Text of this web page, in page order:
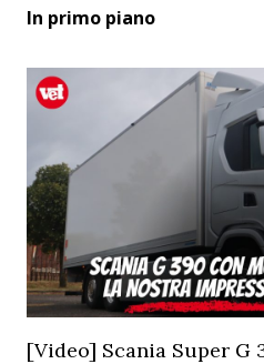
In primo piano
[Video] Scania Super G